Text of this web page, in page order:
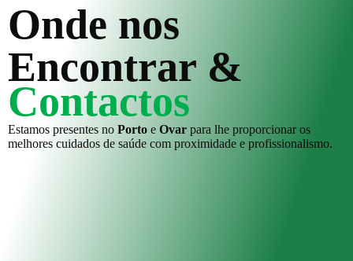
Onde nos
Encontrar &
Contactos
Estamos presentes no Porto e Ovar para lhe proporcionar os
melhores cuidados de saúde com proximidade e profissionalismo.